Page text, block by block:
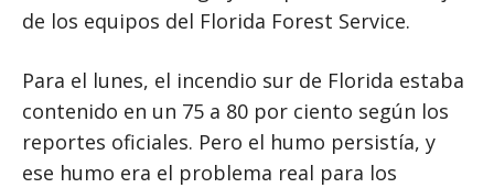
de los equipos del Florida Forest Service.
Para el lunes, el incendio sur de Florida estaba
contenido en un 75 a 80 por ciento según los
reportes oficiales. Pero el humo persistía, y
ese humo era el problema real para los